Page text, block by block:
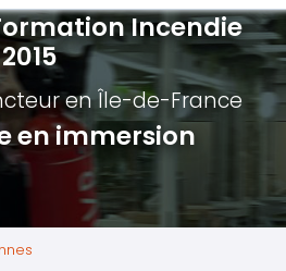
et Serre fileétablissements de
Évacuation secteur tertiaire
secteur industriel
Incendie
en Île-de-France
en immersion